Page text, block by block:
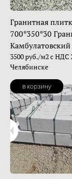
Гранитная
700*350*30
Камбулатовский
3500 руб./м2 с НДС
Челябинске
в корзину